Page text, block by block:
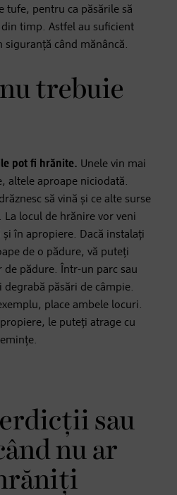
tufe, pentru ca păsările să
timp. Astfel au suficient
când mănâncă.
trebuie
pot fi hrănite. Unele vin mai
altele aproape niciodată.
să vină și ce alte surse
La locul de hrănire vor veni
și în apropiere. Dacă instalați
de o pădure, vă puteți
de pădure. Într-un parc sau
păsări de câmpie.
place ambele locuri.
le puteți atrage cu
sau
nu ar